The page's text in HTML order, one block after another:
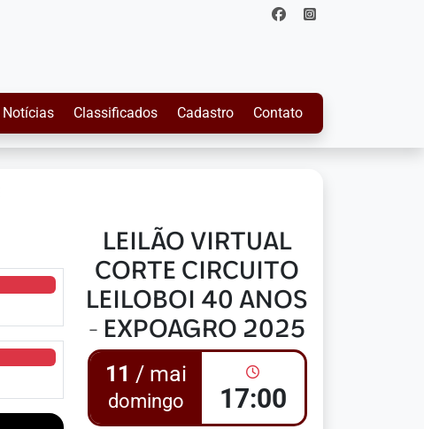
Notícias Classificados Cadastro Contato
LEILÃO VIRTUAL
CORTE CIRCUITO
LEILOBOI 40 ANOS
- EXPOAGRO 2025
11 / mai
domingo 17:00